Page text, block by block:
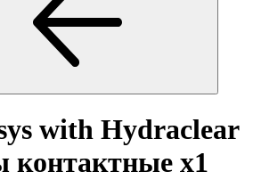
with Hydraclear
контактные x1